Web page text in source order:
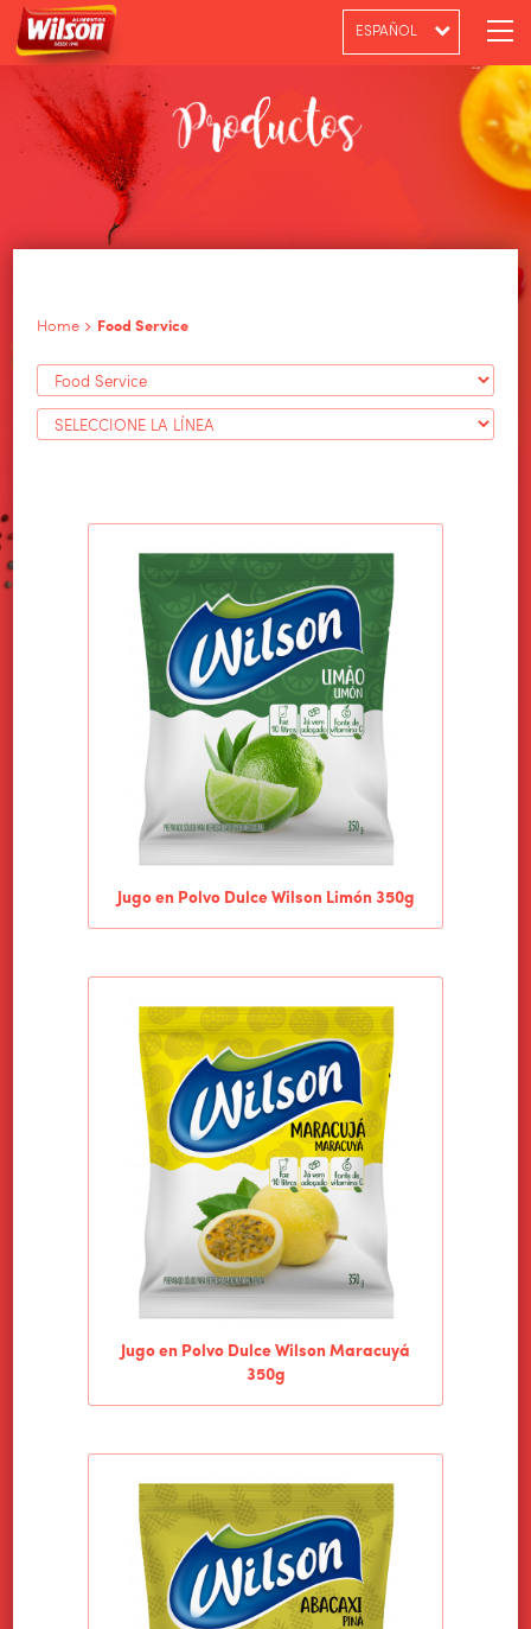
ESPAÑOL
ENGLISH
Home Food Service
Jugo en Polvo Dulce Wilson Limón 350g
Jugo en Polvo Dulce Wilson Maracuyá
350g